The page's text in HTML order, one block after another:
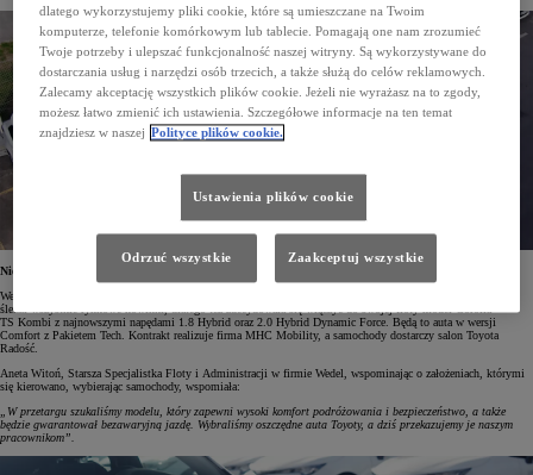
Niezawodna Corolla
Wedel od ponad 170 lat specjalizuje się w produkcji czekolady i wyrobów czekoladowych. Firma z uwagą
śledzi wszystkie rynkowe nowinki, dlatego też zdecydowała się włączyć do swojej floty model Corolla
TS Kombi z najnowszymi napędami 1.8 Hybrid oraz 2.0 Hybrid Dynamic Force. Będą to auta w wersji
Comfort z Pakietem Tech. Kontrakt realizuje firma MHC Mobility, a samochody dostarczy salon Toyota
Radość.
Aneta Witoń, Starsza Specjalistka Floty i Administracji w firmie Wedel, wspominając o założeniach, którymi
się kierowano, wybierając samochody, wspomiała:
„W przetargu szukaliśmy modelu, który zapewni wysoki komfort podróżowania i bezpieczeństwo, a także
będzie gwarantował bezawaryjną jazdę. Wybraliśmy oszczędne auta Toyoty, a dziś przekazujemy je naszym
pracownikom”.
dlatego wykorzystujemy pliki cookie, które są umieszczane na Twoim
komputerze, telefonie komórkowym lub tablecie. Pomagają one nam zrozumieć
Twoje potrzeby i ulepszać funkcjonalność naszej witryny. Są wykorzystywane do
dostarczania usług i narzędzi osób trzecich, a także służą do celów reklamowych.
Zalecamy akceptację wszystkich plików cookie. Jeżeli nie wyrażasz na to zgody,
możesz łatwo zmienić ich ustawienia. Szczegółowe informacje na ten temat
znajdziesz w naszej Polityce plików cookie.
Ustawienia plików cookie
Odrzuć wszystkie Zaakceptuj wszystkie